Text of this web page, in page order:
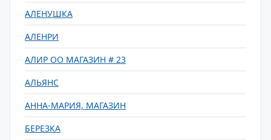
АЛЕНУШКА
АЛЕНРИ
АЛИР ОО МАГАЗИН # 23
АЛЬЯНС
АННА-МАРИЯ, МАГАЗИН
БЕРЕЗКА